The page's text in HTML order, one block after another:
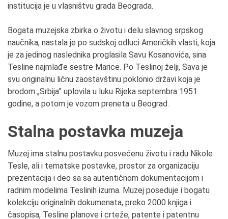
institucija je u vlasništvu grada Beograda.
Bogata muzejska zbirka o životu i delu slavnog srpskog
naučnika, nastala je po sudskoj odluci Američkih vlasti, koja
je za jedinog naslednika proglasila Savu Kosanovića, sina
Tesline najmlađe sestre Marice. Po Teslinoj želji, Sava je
svu originalnu ličnu zaostavštinu poklonio državi koja je
brodom „Srbija” uplovila u luku Rijeka septembra 1951.
godine, a potom je vozom preneta u Beograd.
Stalna postavka muzeja
Muzej ima stalnu postavku posvećenu životu i radu Nikole
Tesle, ali i tematske postavke, prostor za organizaciju
prezentacija i deo sa sa autentičnom dokumentacijom i
radnim modelima Teslinih izuma. Muzej poseduje i bogatu
kolekciju originalnih dokumenata, preko 2000 knjiga i
časopisa, Tesline planove i crteže, patente i patentnu